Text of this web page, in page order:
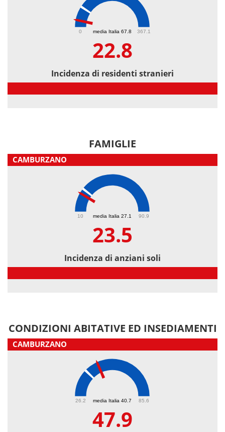
media Italia 67.8
0 367.1
22.8
Incidenza di residenti stranieri
FAMIGLIE
CAMBURZANO
media Italia 27.1
10 90.9
23.5
Incidenza di anziani soli
CONDIZIONI ABITATIVE ED INSEDIAMENTI
CAMBURZANO
media Italia 40.7
26.2 85.6
47.9